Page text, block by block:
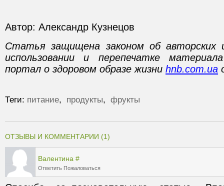
Автор: Александр Кузнецов
Статья защищена законом об авторских
использовании и перепечатке
портал о здоровом образе жизни hnb.com.ua
Теги: питание, продукты, фрукты
ОТЗЫВЫ И КОММЕНТАРИИ (1)
Валентина #
Ответить Пожаловаться